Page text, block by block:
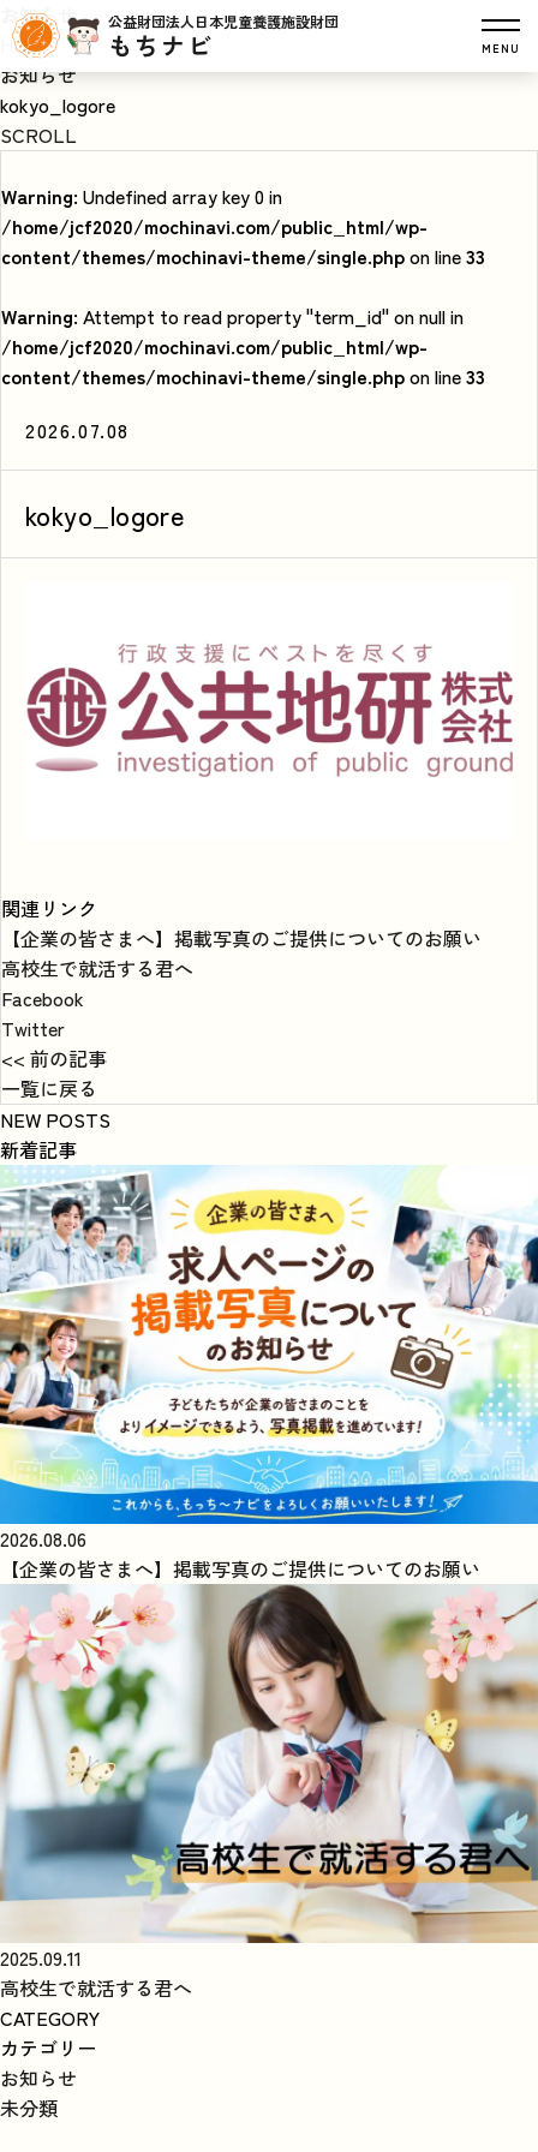
公益財団法人日本児童養護施設財団
もちナビ MENU
お知らせ
HOME
お知らせ
kokyo_logore
SCROLL
Warning: Undefined array key 0 in
/home/jcf2020/mochinavi.com/public_html/wp-
content/themes/mochinavi-theme/single.phpon line33
Warning: Attempt to read property "term_id" on null in
/home/jcf2020/mochinavi.com/public_html/wp-
content/themes/mochinavi-theme/single.phpon line33
2026.07.08
kokyo_logore
関連リンク
【企業の皆さまへ】掲載写真のご提供についてのお願い
高校生で就活する君へ
Facebook
Twitter
<< 前の記事
一覧に戻る
NEW POSTS
新着記事
2026.08.06
【企業の皆さまへ】掲載写真のご提供についてのお願い
2025.09.11
高校生で就活する君へ
CATEGORY
カテゴリー
お知らせ
未分類